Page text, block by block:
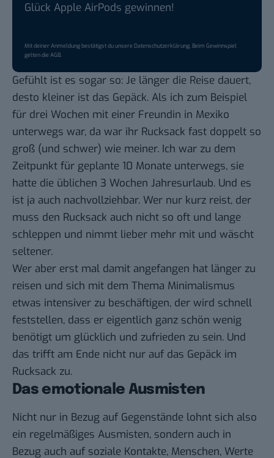
Glück Apple AirPods gewinnen!
Mit deiner Anmeldung bestätigst du unsereDatenschutzerklärung. Beim Gewinnspiel
gelten dieAGB.
Gefühlt ist es sogar so: Je länger die Reise dauert,
desto kleiner ist das Gepäck. Als ich zum Beispiel
für drei Wochen mit einer Freundin in Mexiko
unterwegs war, da war ihr Rucksack fast doppelt so
groß (und schwer) wie meiner. Ich war zu dem
Zeitpunkt für geplante 10 Monate unterwegs, sie
hatte die üblichen 3 Wochen Jahresurlaub. Und es
ist ja auch nachvollziehbar. Wer nur kurz reist, der
muss den Rucksack auch nicht so oft und lange
schleppen und nimmt lieber mehr mit und wäscht
seltener.
Wer aber erst mal damit angefangen hat länger zu
reisen und sich mit dem Thema Minimalismus
etwas intensiver zu beschäftigen, der wird schnell
feststellen, dass er eigentlich ganz schön wenig
benötigt um glücklich und zufrieden zu sein. Und
das trifft am Ende nicht nur auf das Gepäck im
Rucksack zu.
Das emotionale Ausmisten
Nicht nur in Bezug auf Gegenstände lohnt sich also
ein regelmäßiges Ausmisten, sondern auch in
Bezug auch auf soziale Kontakte, Menschen, Werte